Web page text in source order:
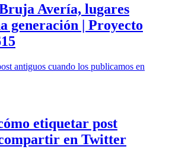
Avería, lugares
generación | Proyecto
etiquetar post
en Twitter